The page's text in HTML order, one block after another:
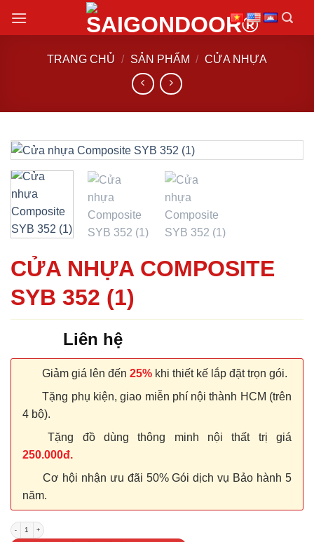
đến
TRANG CHỦ / SẢN PHẨM / CỬA NHỰA
CỬA NHỰA COMPOSITE
SYB 352 (1)
Liên hệ
Giảm giá lên đến 25% khi thiết kế lắp đặt trọn gói.
Tặng phụ kiện, giao miễn phí nội thành HCM (trên
4 bộ).
Tặng đồ dùng thông minh nội thất trị giá
250.000đ.
Cơ hội nhận ưu đãi 50% Gói dịch vụ Bảo hành 5
năm.
CỬA NHỰA COMPOSITE SYB 352 (1) số lượng